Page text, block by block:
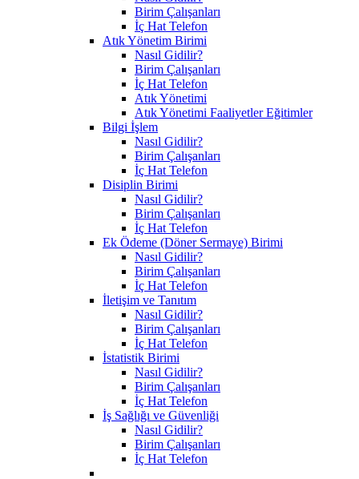
Birim Çalışanları
İç Hat Telefon
Atık Yönetim Birimi
Nasıl Gidilir?
Birim Çalışanları
İç Hat Telefon
Atık Yönetimi
Atık Yönetimi Faaliyetler Eğitimler
Bilgi İşlem
Nasıl Gidilir?
Birim Çalışanları
İç Hat Telefon
Disiplin Birimi
Nasıl Gidilir?
Birim Çalışanları
İç Hat Telefon
Ek Ödeme (Döner Sermaye) Birimi
Nasıl Gidilir?
Birim Çalışanları
İç Hat Telefon
İletişim ve Tanıtım
Nasıl Gidilir?
Birim Çalışanları
İç Hat Telefon
İstatistik Birimi
Nasıl Gidilir?
Birim Çalışanları
İç Hat Telefon
İş Sağlığı ve Güvenliği
Nasıl Gidilir?
Birim Çalışanları
İç Hat Telefon